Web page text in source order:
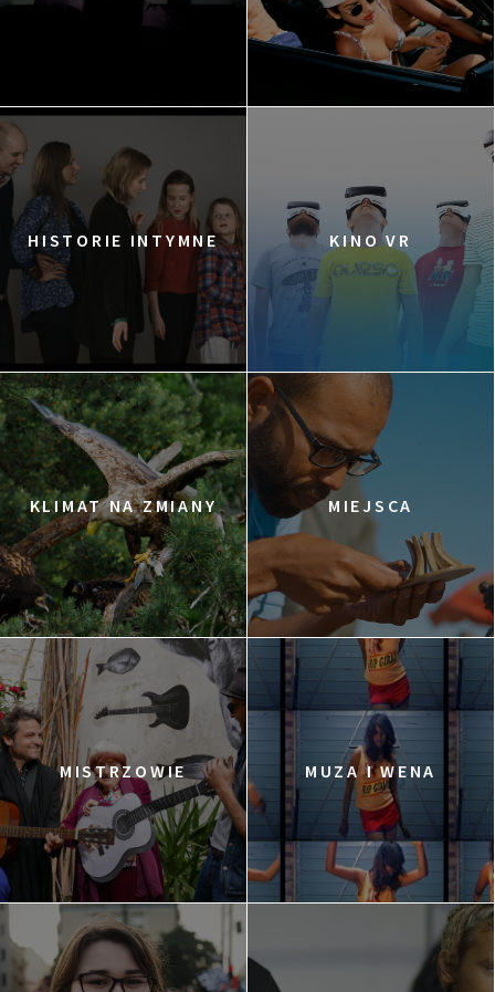
HISTORIE INTYMNE KINO VR
KLIMAT NA ZMIANY MIEJSCA
MISTRZOWIE MUZA I WENA